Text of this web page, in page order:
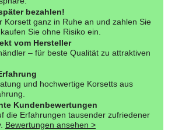
bezahlen!
Korsett ganz in Ruhe an und zahlen Sie
Sie ohne Risiko ein.
vom Hersteller
– für beste Qualität zu attraktiven
und hochwertige Korsetts aus
Kundenbewertungen
die Erfahrungen tausender zufriedener
Bewertungen ansehen >